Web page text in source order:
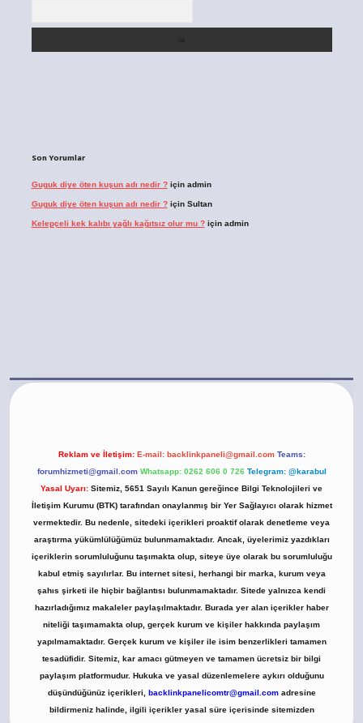
Son Yorumlar
Guguk diye öten kuşun adı nedir ?için admin
Guguk diye öten kuşun adı nedir ?için Sultan
Kelepçeli kek kalıbı yağlı kağıtsız olur mu ?için admin
Reklam ve İletişim: E-mail: backlinkpaneli@gmail.com Teams:
forumhizmeti@gmail.com Whatsapp: 0262 606 0 726 Telegram: @karabul
Yasal Uyarı: Sitemiz, 5651 Sayılı Kanun gereğince Bilgi Teknolojileri ve
İletişim Kurumu (BTK) tarafından onaylanmış bir Yer Sağlayıcı olarak hizmet
vermektedir. Bu nedenle, sitedeki içerikleri proaktif olarak denetleme veya
araştırma yükümlülüğümüz bulunmamaktadır. Ancak, üyelerimiz yazdıkları
içeriklerin sorumluluğunu taşımakta olup, siteye üye olarak bu sorumluluğu
kabul etmiş sayılırlar. Bu internet sitesi, herhangi bir marka, kurum veya
şahıs şirketi ile hiçbir bağlantısı bulunmamaktadır. Sitede yalnızca kendi
hazırladığımız makaleler paylaşılmaktadır. Burada yer alan içerikler haber
niteliği taşımamakta olup, gerçek kurum ve kişiler hakkında paylaşım
yapılmamaktadır. Gerçek kurum ve kişiler ile isim benzerlikleri tamamen
tesadüfidir. Sitemiz, kar amacı gütmeyen ve tamamen ücretsiz bir bilgi
paylaşım platformudur. Hukuka ve yasal düzenlemelere aykırı olduğunu
düşündüğünüz içerikleri, backlinkpanelicomtr@gmail.comadresine
bildirmeniz halinde, ilgili içerikler yasal süre içerisinde sitemizden